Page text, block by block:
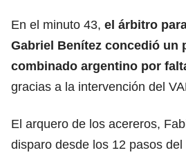
En el minuto 43, el árbitro
Gabriel Benítez concedió un
combinado argentino por
gracias a la intervención del
El arquero de los acereros,
disparo desde los 12 pasos